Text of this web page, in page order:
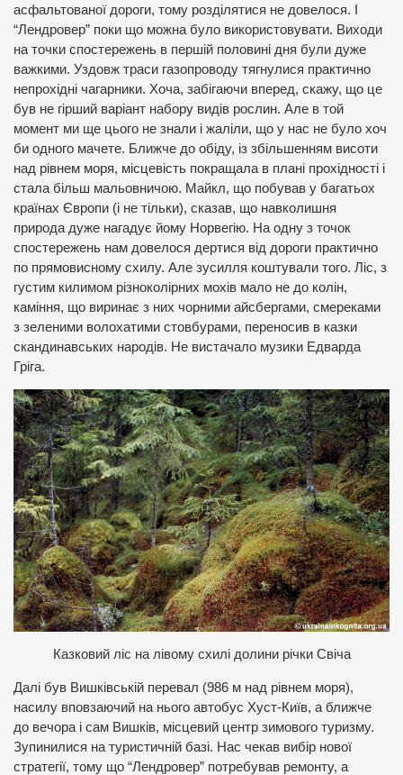
асфальтованої дороги, тому розділятися не довелося. І
“Лендровер” поки що можна було використовувати. Виходи
на точки спостережень в першій половині дня були дуже
важкими. Уздовж траси газопроводу тягнулися практично
непрохідні чагарники. Хоча, забігаючи вперед, скажу, що це
був не гірший варіант набору видів рослин. Але в той
момент ми ще цього не знали і жаліли, що у нас не було хоч
би одного мачете. Ближче до обіду, із збільшенням висоти
над рівнем моря, місцевість покращала в плані прохідності і
стала більш мальовничою. Майкл, що побував у багатьох
країнах Європи (і не тільки), сказав, що навколишня
природа дуже нагадує йому Норвегію. На одну з точок
спостережень нам довелося дертися від дороги практично
по прямовисному схилу. Але зусилля коштували того. Ліс, з
густим килимом різноколірних мохів мало не до колін,
каміння, що виринає з них чорними айсбергами, смереками
з зеленими волохатими стовбурами, переносив в казки
скандинавських народів. Не вистачало музики Едварда
Гріга.
Казковий ліс на лівому схилі долини річки Свіча
Далі був Вишківській перевал (986 м над рівнем моря),
насилу вповзаючий на нього автобус Хуст-Київ, а ближче
до вечора і сам Вишків, місцевий центр зимового туризму.
Зупинилися на туристичній базі. Нас чекав вибір нової
стратегії, тому що “Лендровер” потребував ремонту, а